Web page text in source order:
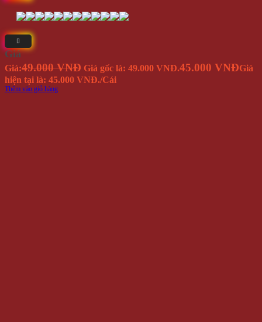
Giá
Giá:49.000 VNĐ Giá gốc là: 49.000 VNĐ.45.000 VNĐGiá
hiện tại là: 45.000 VNĐ./Cái
Thêm vào giỏ hàng